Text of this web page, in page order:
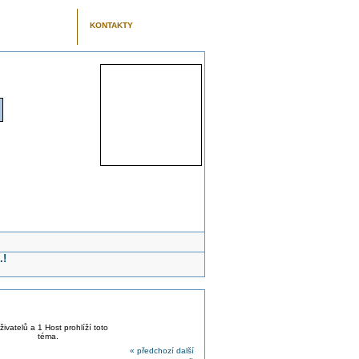
KONTAKTY
a 1 Host prohlíží toto
téma.
« předchozí další